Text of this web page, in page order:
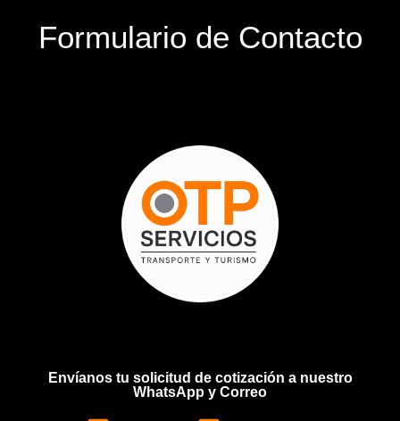
Formulario de Contacto
Envíanos tu solicitud de cotización a nuestro
WhatsApp y Correo